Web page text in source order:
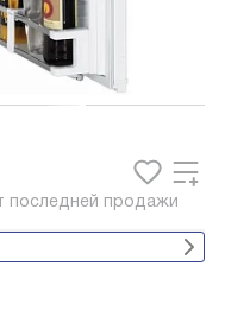
последней продажи